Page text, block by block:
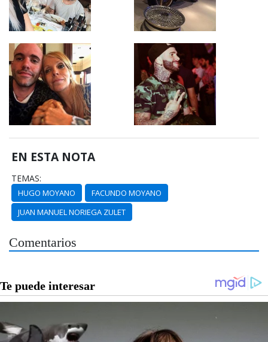
EN ESTA NOTA
TEMAS:
HUGO MOYANO
FACUNDO MOYANO
JUAN MANUEL NORIEGA ZULET
Comentarios